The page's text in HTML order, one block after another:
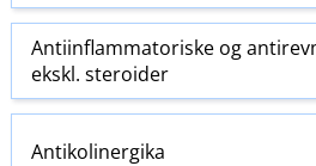
Antiinflammatoriske og
ekskl. steroider
Antikolinergika